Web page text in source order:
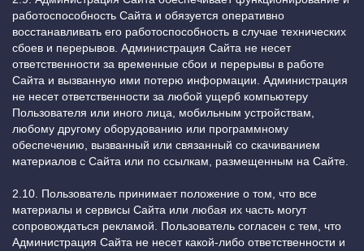
работоспособность Сайта и обязуется оперативно
восстанавливать его работоспособность в случае технических
сбоев и перерывов. Администрация Сайта не несет
ответственности за временные сбои и перерывы в работе
Сайта и вызванную ими потерю информации. Администрация
не несет ответственности за любой ущерб компьютеру
Пользователя или иного лица, мобильным устройствам,
любому другому оборудованию или программному
обеспечению, вызванный или связанный со скачиванием
материалов с Сайта или по ссылкам, размещенным на Сайте.
2.10. Пользователь принимает положение о том, что все
материалы и сервисы Сайта или любая их часть могут
сопровождаться рекламой. Пользователь согласен с тем, что
Администрация Сайта не несет какой-либо ответственности и